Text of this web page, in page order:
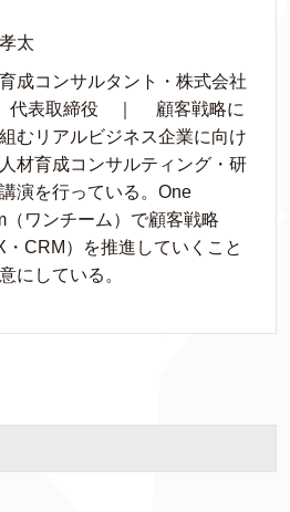
太
成コンサルタント・株式会社
表取締役 ｜ 顧客戦略に
むリアルビジネス企業に向け
材育成コンサルティング・研
演を行っている。One
（ワンチーム）で顧客戦略
・CRM）を推進していくこと
にしている。